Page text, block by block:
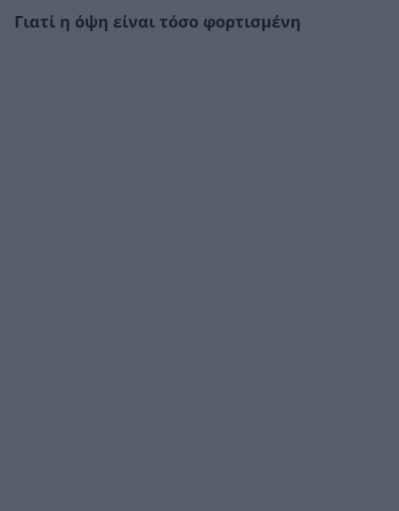
Γιατί η όψη είναι τόσο φορτισμένη